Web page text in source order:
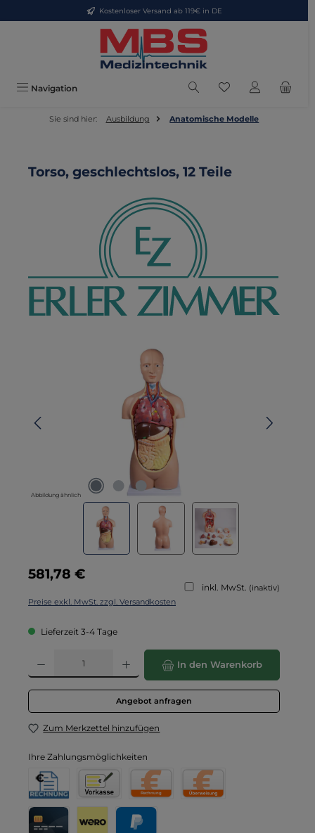
Zum Hauptinhalt springenKostenloser Versand ab 119€ in DE
Navigation Du hast 0
Sie sind hier: Ausbildung Anatomische Modelle
Torso, geschlechtslos, 12 Teile
Abbildung ähnlich
Regulärer Preis:
581,78 €
inkl. MwSt. (inaktiv)
Preise exkl. MwSt. zzgl. Versandkosten
Lieferzeit 3-4 Tage
Produkt Anzahl: Gib den gewünschten Wert ein oder benutze die
In den Warenkorb
Angebot anfragen
Zum Merkzettel hinzufügen
Ihre Zahlungsmöglichkeiten
Rechnung
Rechnung für Behörden
Vorkasse